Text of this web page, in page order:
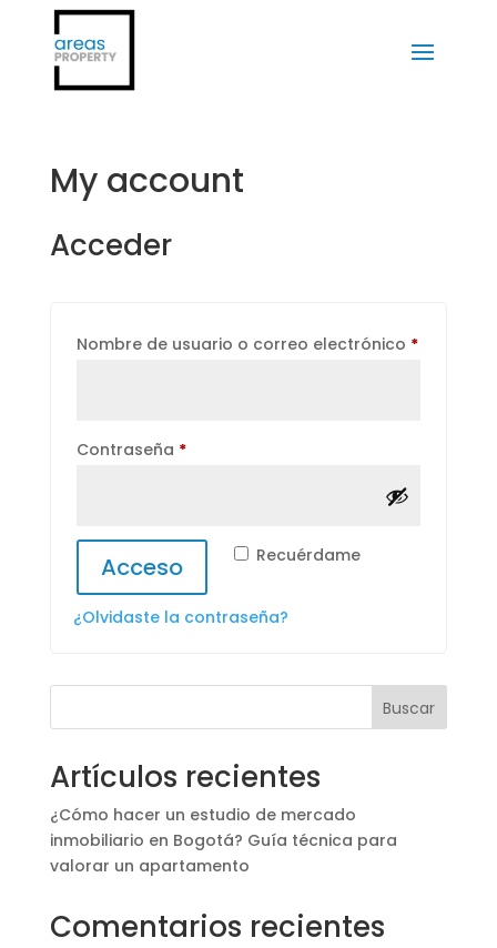
My account
Acceder
Nombre de usuario o correo electrónico *
Contraseña *Obligatorio
Recuérdame
Acceso
¿Olvidaste la contraseña?
Buscar
Artículos recientes
¿Cómo hacer un estudio de mercado
inmobiliario en Bogotá? Guía técnica para
valorar un apartamento
Comentarios recientes